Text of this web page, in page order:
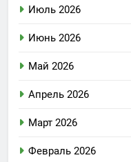
Июль 2026
Июнь 2026
Май 2026
Апрель 2026
Март 2026
Февраль 2026